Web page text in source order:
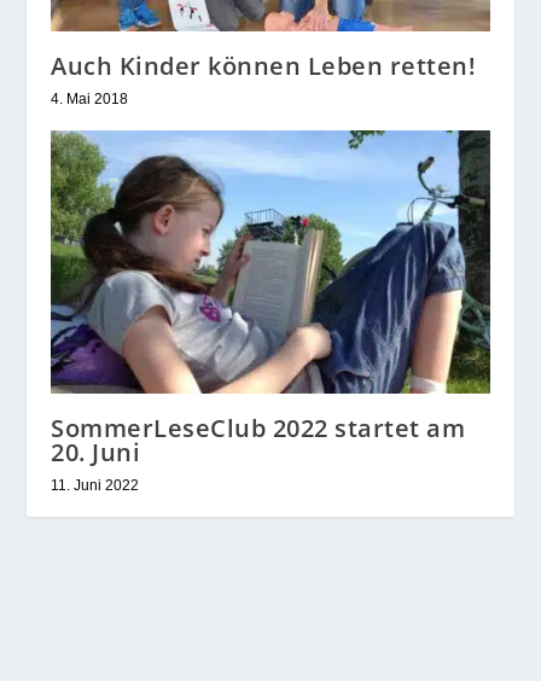
Auch Kinder können Leben retten!
4. Mai 2018
SommerLeseClub 2022 startet am
20. Juni
11. Juni 2022